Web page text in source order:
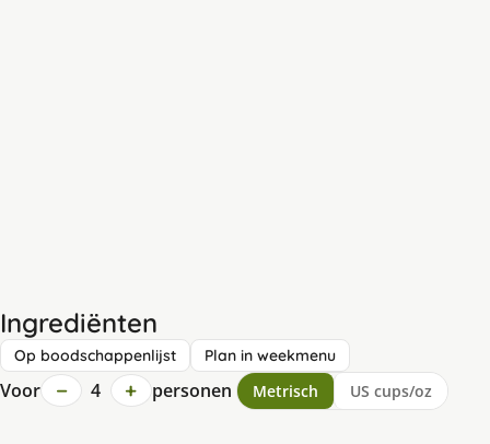
Ingrediënten
Op boodschappenlijst Plan in weekmenu
Voor − 4 + personen Metrisch US cups/oz